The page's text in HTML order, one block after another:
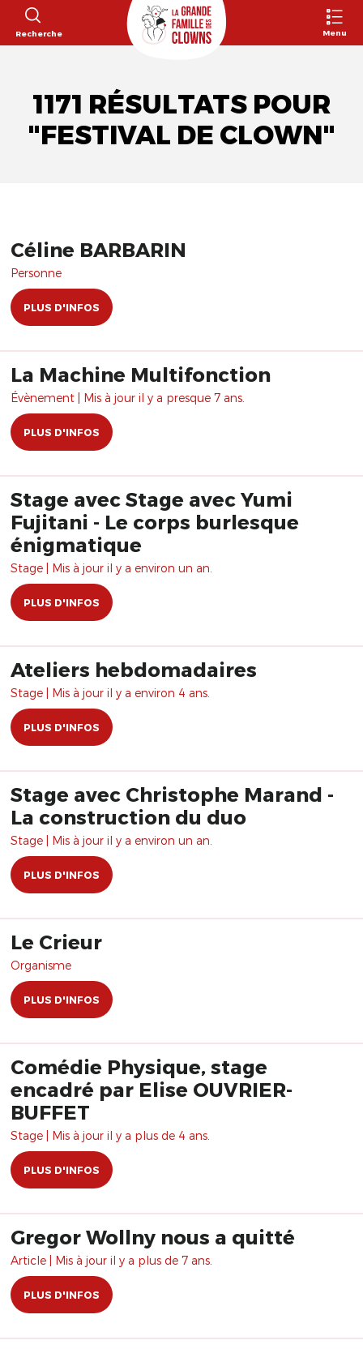
Recherche Menu
1171 RÉSULTATS POUR
"FESTIVAL DE CLOWN"
Céline BARBARIN
Personne
PLUS D'INFOS
La Machine Multifonction
Évènement | Mis à jour il y a presque 7 ans.
PLUS D'INFOS
Stage avec Stage avec Yumi
Fujitani - Le corps burlesque
énigmatique
Stage | Mis à jour il y a environ un an.
PLUS D'INFOS
Ateliers hebdomadaires
Stage | Mis à jour il y a environ 4 ans.
PLUS D'INFOS
Stage avec Christophe Marand -
La construction du duo
Stage | Mis à jour il y a environ un an.
PLUS D'INFOS
Le Crieur
Organisme
PLUS D'INFOS
Comédie Physique, stage
encadré par Elise OUVRIER-
BUFFET
Stage | Mis à jour il y a plus de 4 ans.
PLUS D'INFOS
Gregor Wollny nous a quitté
Article | Mis à jour il y a plus de 7 ans.
PLUS D'INFOS